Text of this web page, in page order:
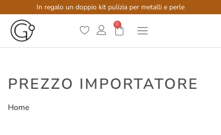
In regalo un doppio kit pulizia per metalli e perle
0
PREZZO IMPORTATORE
Home